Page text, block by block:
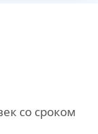
со сроком